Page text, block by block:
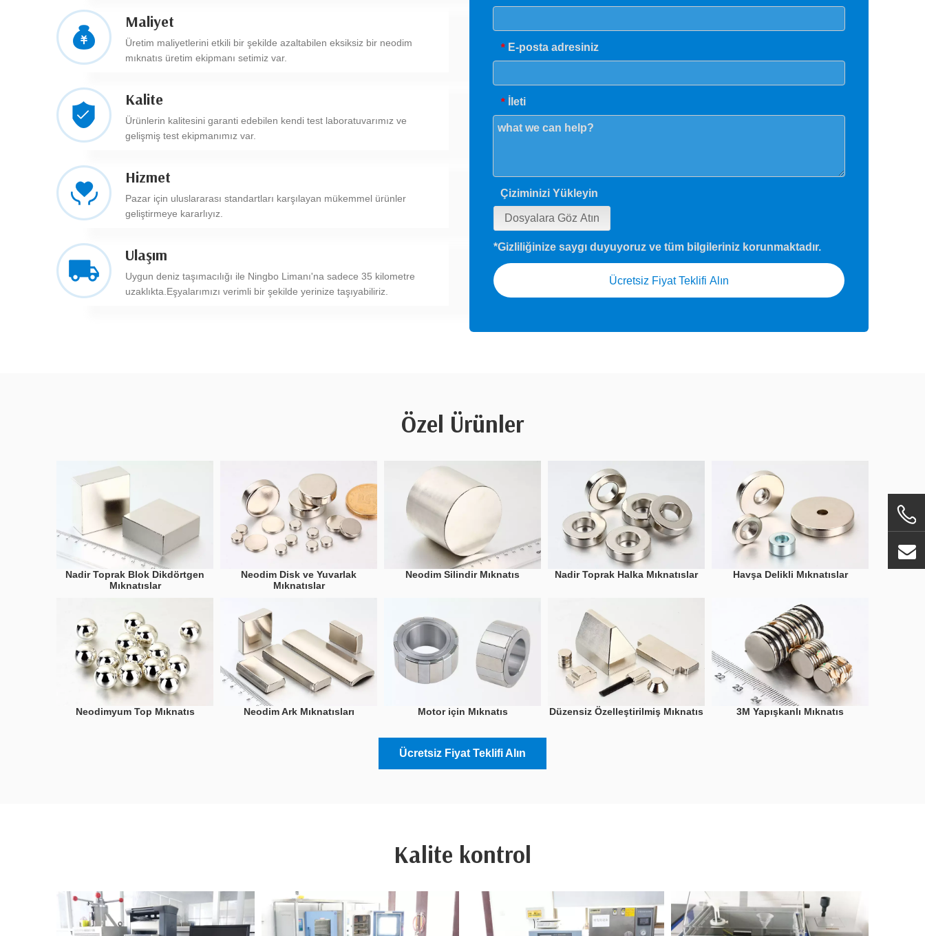
Maliyet
Üretim maliyetlerini etkili bir şekilde azaltabilen eksiksiz bir neodim
mıknatıs üretim ekipmanı setimiz var.
Kalite
Ürünlerin kalitesini garanti edebilen kendi test laboratuvarımız ve
gelişmiş test ekipmanımız var.
Hizmet
Pazar için uluslararası standartları karşılayan mükemmel ürünler
geliştirmeye kararlıyız.
Ulaşım
Uygun deniz taşımacılığı ile Ningbo Limanı'na sadece 35 kilometre
uzaklıkta.Eşyalarımızı verimli bir şekilde yerinize taşıyabiliriz.
* E-posta adresiniz
* İleti
Çiziminizi Yükleyin
Dosyalara Göz Atın
*Gizliliğinize saygı duyuyoruz ve tüm bilgileriniz korunmaktadır.
Ücretsiz Fiyat Teklifi Alın
Özel Ürünler
Nadir Toprak Blok Dikdörtgen
Mıknatıslar
Neodim Disk ve Yuvarlak
Mıknatıslar
Neodim Silindir Mıknatıs Nadir Toprak Halka Mıknatıslar Havşa Delikli Mıknatıslar
Neodimyum Top Mıknatıs Neodim Ark Mıknatısları Motor için Mıknatıs Düzensiz Özelleştirilmiş Mıknatıs 3M Yapışkanlı Mıknatıs
Ücretsiz Fiyat Teklifi Alın
Kalite kontrol